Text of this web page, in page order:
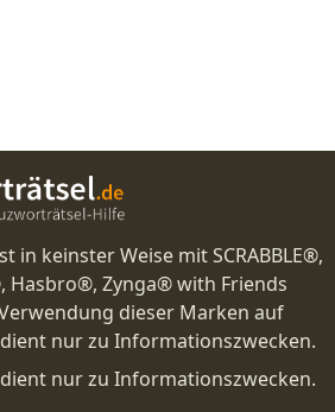
in keinster Weise mit SCRABBLE®,
Hasbro®, Zynga® with Friends
dieser Marken auf
nur zu Informationszwecken.
nur zu Informationszwecken.